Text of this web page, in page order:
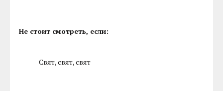
Не стоит смотреть, если:
Свят, свят, свят